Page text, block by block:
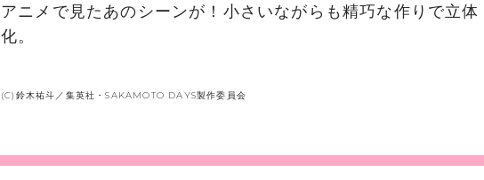
アニメで見たあのシーンが！小さいながらも精巧な作りで立体
化。
(C)鈴木祐斗／集英社・SAKAMOTO DAYS製作委員会